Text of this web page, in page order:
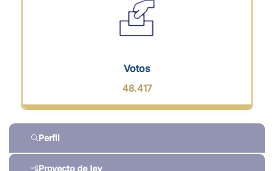
Perfil
Proyecto de ley
Votos
48.417